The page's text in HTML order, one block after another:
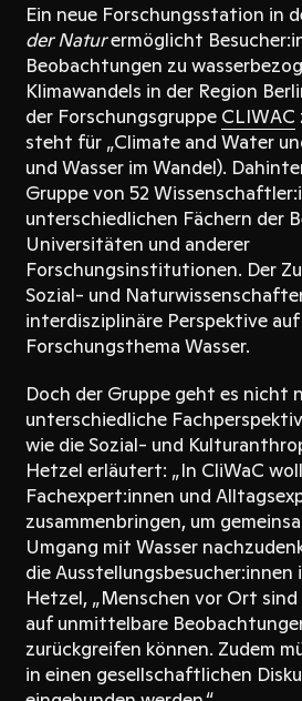
Ein neue Forschungsstation in
der Naturermöglicht
Beobachtungen zu
Klimawandels in der Region
der Forschungsgruppe CLIWAC
steht für „Climate and Water
und Wasser im Wandel).
Gruppe von 52
unterschiedlichen Fächern der
Universitäten und anderer
Forschungsinstitutionen. Der
Sozial- und
interdisziplinäre Perspektive auf
Forschungsthema Wasser.
Doch der Gruppe geht es nicht
unterschiedliche
wie die Sozial- und
Hetzel erläutert: „In CliWaC
Fachexpert:innen und
zusammenbringen, um
Umgang mit Wasser
die Ausstellungsbesucher:innen
Hetzel, „Menschen vor Ort
auf unmittelbare
zurückgreifen können. Zudem
in einen gesellschaftlichen